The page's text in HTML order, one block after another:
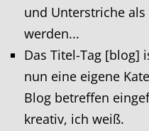
und Unterstriche
werden...
Das Titel-Tag [blog]
nun eine eigene
Blog betreffen
kreativ, ich weiß.